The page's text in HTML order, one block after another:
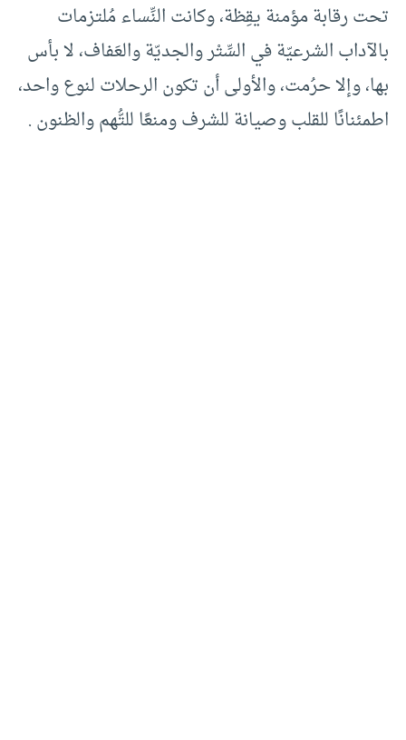
تحت رقابة مؤمنة يقِظة، وكانت النِّساء مُلتزمات
بالآداب الشرعيّة في السِّتْر والجديّة والعَفاف، لا بأس
بها، وإلا حرُمت، والأولى أن تكون الرحلات لنوع واحد،
اطمئنانًا للقلب وصيانة للشرف ومنعًا للتُّهم والظنون .